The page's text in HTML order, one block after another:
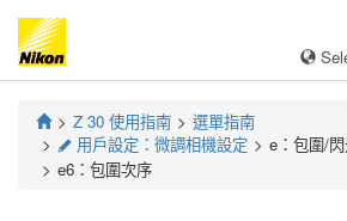
Z 30 使用指南 選單指南
A 用戶設定：微調相機設定
e：包圍/
e6：包圍次序